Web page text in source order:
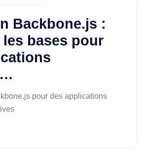
Backbone.js :
les bases pour
pour des applications